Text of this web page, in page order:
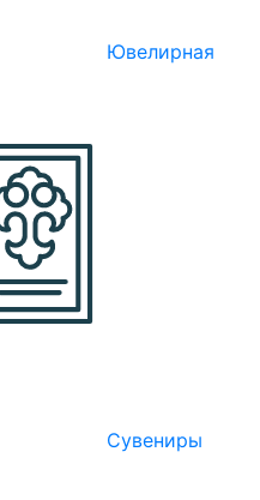
Ювелирная
Сувениры